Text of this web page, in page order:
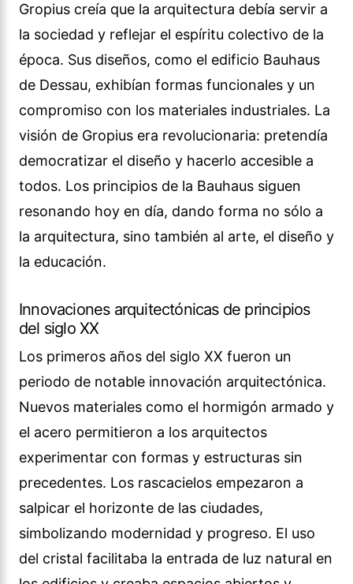
Gropius creía que la arquitectura debía servir a
la sociedad y reflejar el espíritu colectivo de la
época. Sus diseños, como el edificio Bauhaus
de Dessau, exhibían formas funcionales y un
compromiso con los materiales industriales. La
visión de Gropius era revolucionaria: pretendía
democratizar el diseño y hacerlo accesible a
todos. Los principios de la Bauhaus siguen
resonando hoy en día, dando forma no sólo a
la arquitectura, sino también al arte, el diseño y
la educación.
Innovaciones arquitectónicas de principios
del siglo XX
Los primeros años del siglo XX fueron un
periodo de notable innovación arquitectónica.
Nuevos materiales como el hormigón armado y
el acero permitieron a los arquitectos
experimentar con formas y estructuras sin
precedentes. Los rascacielos empezaron a
salpicar el horizonte de las ciudades,
simbolizando modernidad y progreso. El uso
del cristal facilitaba la entrada de luz natural en